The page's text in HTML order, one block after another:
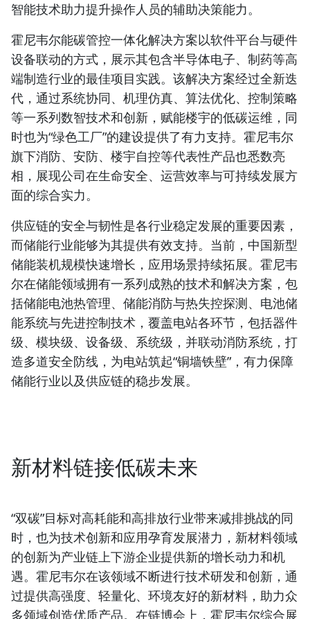
智能技术助力提升操作人员的辅助决策能力。
霍尼韦尔能碳管控一体化解决方案以软件平台与硬件
设备联动的方式，展示其包含半导体电子、制药等高
端制造行业的最佳项目实践。该解决方案经过全新迭
代，通过系统协同、机理仿真、算法优化、控制策略
等一系列数智技术和创新，赋能楼宇的低碳运维，同
时也为“绿色工厂”的建设提供了有力支持。霍尼韦尔
旗下消防、安防、楼宇自控等代表性产品也悉数亮
相，展现公司在生命安全、运营效率与可持续发展方
面的综合实力。
供应链的安全与韧性是各行业稳定发展的重要因素，
而储能行业能够为其提供有效支持。当前，中国新型
储能装机规模快速增长，应用场景持续拓展。霍尼韦
尔在储能领域拥有一系列成熟的技术和解决方案，包
括储能电池热管理、储能消防与热失控探测、电池储
能系统与先进控制技术，覆盖电站各环节，包括器件
级、模块级、设备级、系统级，并联动消防系统，打
造多道安全防线，为电站筑起“铜墙铁壁”，有力保障
储能行业以及供应链的稳步发展。
新材料链接低碳未来
“双碳”目标对高耗能和高排放行业带来减排挑战的同
时，也为技术创新和应用孕育发展潜力，新材料领域
的创新为产业链上下游企业提供新的增长动力和机
遇。霍尼韦尔在该领域不断进行技术研发和创新，通
过提供高强度、轻量化、环境友好的新材料，助力众
多领域创造优质产品。在链博会上，霍尼韦尔综合展